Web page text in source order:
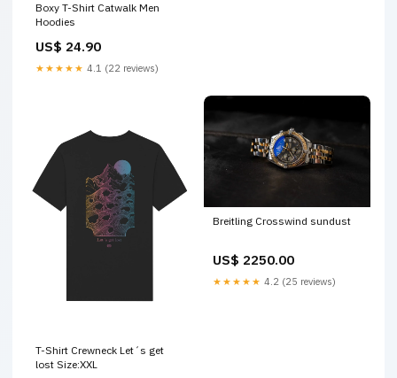
Boxy T-Shirt Catwalk Men
Hoodies
US$ 24.90
★★★★★ 4.1 (22 reviews)
T-Shirt Crewneck Let´s get
lost Size:XXL
Breitling Crosswind sundust
US$ 2250.00
★★★★★ 4.2 (25 reviews)